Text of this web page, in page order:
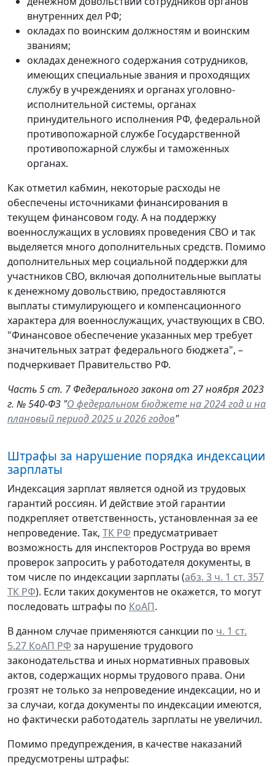
внутренних дел РФ;
окладах по воинским должностям и воинским
званиям;
окладах денежного содержания сотрудников,
имеющих специальные звания и проходящих
службу в учреждениях и органах уголовно-
исполнительной системы, органах
принудительного исполнения РФ, федеральной
противопожарной службе Государственной
противопожарной службы и таможенных
органах.
Как отметил кабмин, некоторые расходы не
обеспечены источниками финансирования в
текущем финансовом году. А на поддержку
военнослужащих в условиях проведения СВО и так
выделяется много дополнительных средств. Помимо
дополнительных мер социальной поддержки для
участников СВО, включая дополнительные выплаты
к денежному довольствию, предоставляются
выплаты стимулирующего и компенсационного
характера для военнослужащих, участвующих в СВО.
"Финансовое обеспечение указанных мер требует
значительных затрат федерального бюджета", –
подчеркивает Правительство РФ.
Часть 5 ст. 7 Федерального закона от 27 ноября 2023
г. № 540-ФЗ "О федеральном бюджете на 2024 год и на
плановый период 2025 и 2026 годов"
Штрафы за нарушение порядка индексации
зарплаты
Индексация зарплат является одной из трудовых
гарантий россиян. И действие этой гарантии
подкрепляет ответственность, установленная за ее
непроведение. Так, ТК РФ предусматривает
возможность для инспекторов Роструда во время
проверок запросить у работодателя документы, в
том числе по индексации зарплаты (абз. 3 ч. 1 ст. 357
ТК РФ). Если таких документов не окажется, то могут
последовать штрафы по КоАП.
В данном случае применяются санкции по ч. 1 ст.
5.27 КоАП РФ за нарушение трудового
законодательства и иных нормативных правовых
актов, содержащих нормы трудового права. Они
грозят не только за непроведение индексации, но и
за случаи, когда документы по индексации имеются,
но фактически работодатель зарплаты не увеличил.
Помимо предупреждения, в качестве наказаний
предусмотрены штрафы: